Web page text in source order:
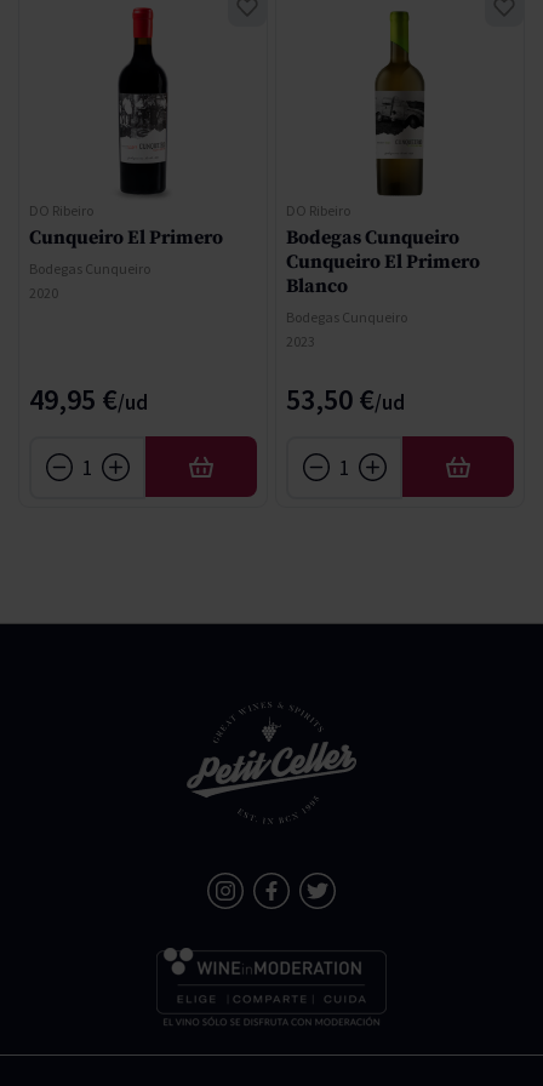
DO Ribeiro
Cunqueiro El Primero
Bodegas Cunqueiro
2020
49,95 €
AÑADIR
DO Ribeiro
Bodegas Cunqueiro
Cunqueiro El Primero
Blanco
Bodegas Cunqueiro
2023
53,50 €
AÑADIR